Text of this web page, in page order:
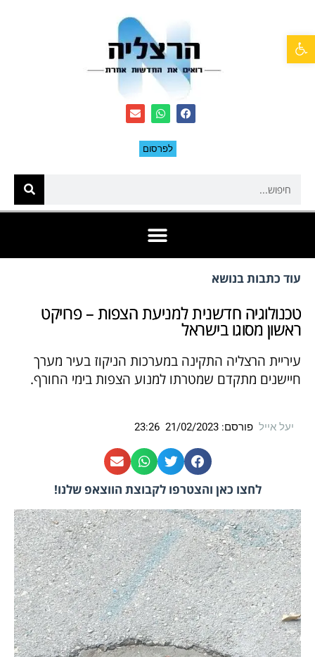
לפרסום
עוד כתבות בנושא
טכנולוגיה חדשנית למניעת הצפות – פרויקט
ראשון מסוגו בישראל
עיריית הרצליה התקינה במערכות הניקוז בעיר מערך
חיישנים מתקדם שמטרתו למנוע הצפות בימי החורף.
יעל אייל פורסם: 21/02/2023
23:26
לחצו כאן והצטרפו לקבוצת הווצאפ שלנו!
פתח סרגל נגישות